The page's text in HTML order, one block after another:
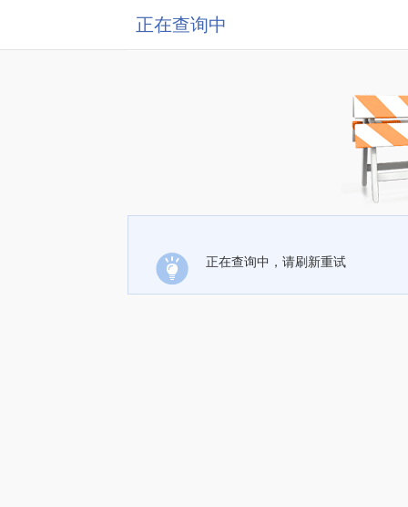
正在查询中
正在查询中，请刷新重试